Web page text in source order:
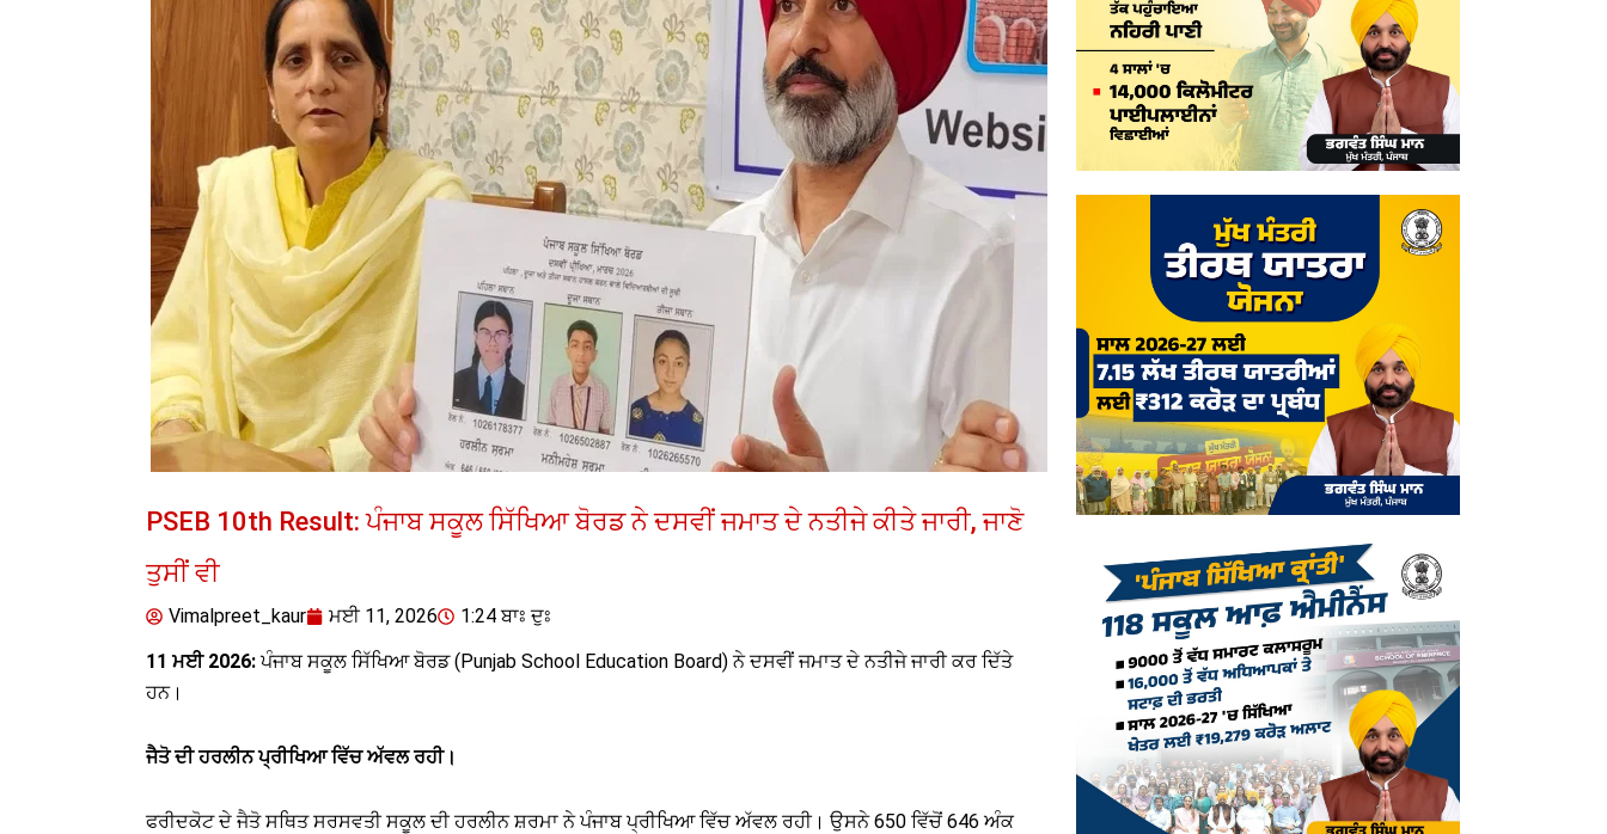
PSEB 10th Result: ਪੰਜਾਬ ਸਕੂਲ ਸਿੱਖਿਆ ਬੋਰਡ ਨੇ ਦਸਵੀਂ ਜਮਾਤ ਦੇ ਨਤੀਜੇ ਕੀਤੇ ਜਾਰੀ, ਜਾਣੋ
ਤੁਸੀਂ ਵੀ
Vimalpreet_kaur ਮਈ 11, 2026
1:24 ਬਾਃ ਦੁਃ
11 ਮਈ 2026:ਪੰਜਾਬ ਸਕੂਲ ਸਿੱਖਿਆ ਬੋਰਡ (Punjab School Education Board) ਨੇ ਦਸਵੀਂ ਜਮਾਤ ਦੇ ਨਤੀਜੇ ਜਾਰੀ ਕਰ ਦਿੱਤੇ
ਹਨ।
ਜੈਤੋ ਦੀ ਹਰਲੀਨ ਪ੍ਰੀਖਿਆ ਵਿੱਚ ਅੱਵਲ ਰਹੀ।
ਫਰੀਦਕੋਟ ਦੇ ਜੈਤੋ ਸਥਿਤ ਸਰਸਵਤੀ ਸਕੂਲ ਦੀ ਹਰਲੀਨ ਸ਼ਰਮਾ ਨੇ ਪੰਜਾਬ ਪ੍ਰੀਖਿਆ ਵਿੱਚ ਅੱਵਲ ਰਹੀ। ਉਸਨੇ 650 ਵਿੱਚੋਂ 646 ਅੰਕ